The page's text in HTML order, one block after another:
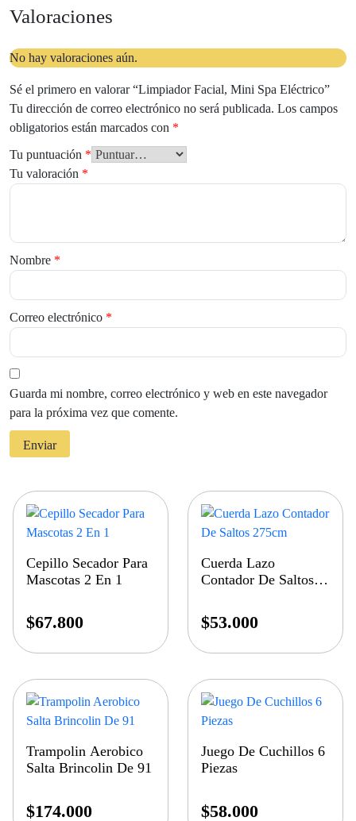
Valoraciones
No hay valoraciones aún.
Sé el primero en valorar “Limpiador Facial, Mini Spa Eléctrico”
Tu dirección de correo electrónico no será publicada. Los campos
obligatorios están marcados con *
Tu puntuación *
Tu valoración *
Nombre *
Correo electrónico *
Guarda mi nombre, correo electrónico y web en este navegador
para la próxima vez que comente.
Cepillo Secador Para
Mascotas 2 En 1
$67.800
Cuerda Lazo
Contador De Saltos
$53.000
Trampolin Aerobico
Salta Brincolin De 91
$174.000
Juego De Cuchillos 6
Piezas
$58.000